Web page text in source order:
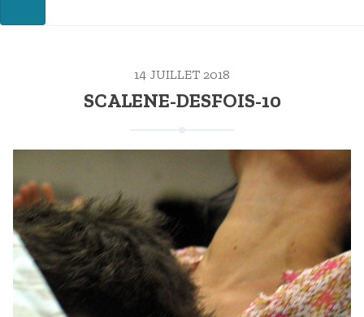
14 JUILLET 2018
SCALENE-DESFOIS-10